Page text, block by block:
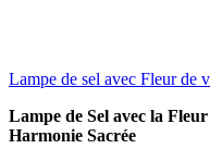
Lampe de sel avec Fleur de
Lampe de Sel avec la
Harmonie Sacrée